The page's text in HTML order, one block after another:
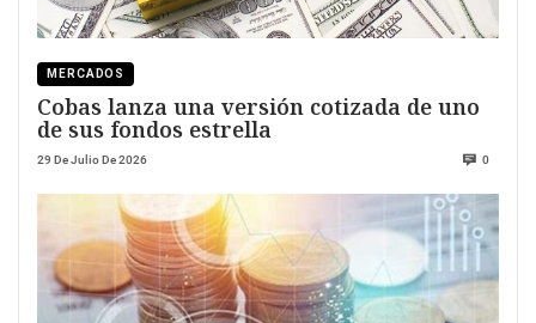
MERCADOS
Cobas lanza una versión cotizada de uno
de sus fondos estrella
29 De Julio De 2026 0